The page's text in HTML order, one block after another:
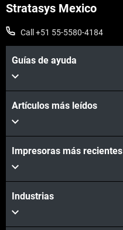
Vea más
Stratasys Mexico
Call +51 55-5580-4184
Guías de ayuda
Artículos más leídos
Impresoras más recientes
Industrias